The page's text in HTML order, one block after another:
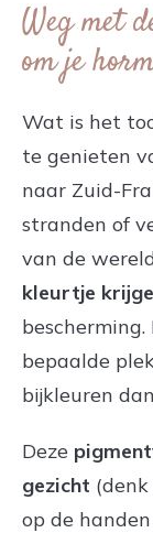
Weg met
om je
Wat is het
te genieten
naar Zuid-
stranden of
van de
kleurtje
bepaalde
bijkleuren
Deze
gezicht
op de